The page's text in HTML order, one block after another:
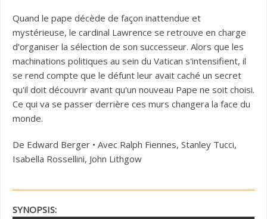
Quand le pape décède de façon inattendue et
mystérieuse, le cardinal Lawrence se retrouve en charge
d’organiser la sélection de son successeur. Alors que les
machinations politiques au sein du Vatican s'intensifient, il
se rend compte que le défunt leur avait caché un secret
qu'il doit découvrir avant qu'un nouveau Pape ne soit choisi.
Ce qui va se passer derrière ces murs changera la face du
monde.
De Edward Berger • Avec Ralph Fiennes, Stanley Tucci,
Isabella Rossellini, John Lithgow
SYNOPSIS: